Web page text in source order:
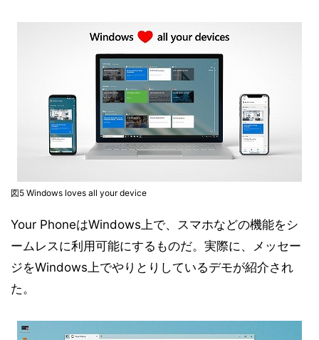
図5 Windows loves all your device
Your PhoneはWindows上で、スマホなどの機能をシ
ームレスに利用可能にするものだ。実際に、メッセー
ジをWindows上でやりとりしているデモが紹介され
た。